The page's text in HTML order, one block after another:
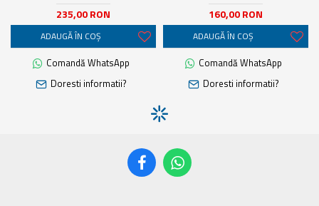
235,00 RON
ADAUGĂ ÎN COŞ
Comandă WhatsApp
Doresti informatii?
160,00 RON
ADAUGĂ ÎN COŞ
Comandă WhatsApp
Doresti informatii?